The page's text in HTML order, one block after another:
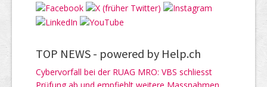
TOP NEWS - powered by Help.ch
Cybervorfall bei der RUAG MRO: VBS schliesst
Prüfung ab und empfiehlt weitere Massnahmen